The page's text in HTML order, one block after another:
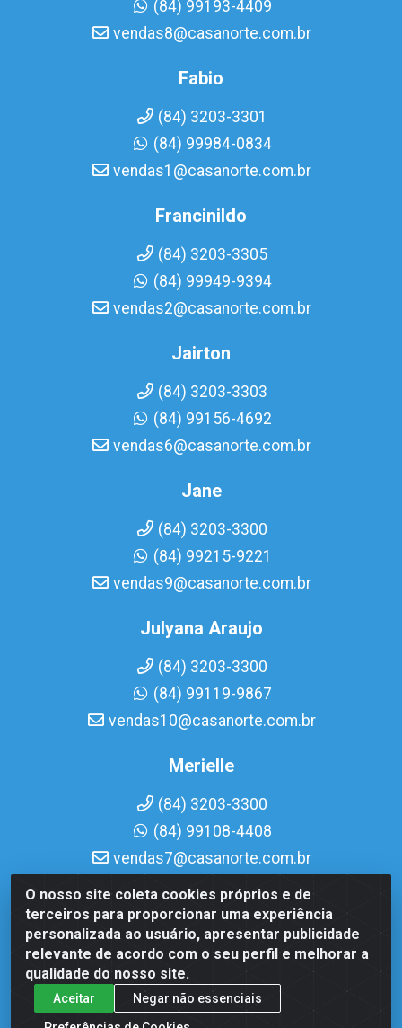
O nosso site coleta cookies próprios e de
terceiros para proporcionar uma experiência
personalizada ao usuário, apresentar publicidade
relevante de acordo com o seu perfil e melhorar a
qualidade do nosso site.
Aceitar
Negar não essenciais
(84) 99193-4409
vendas8@casanorte.com.br
Fabio
(84) 3203-3301
(84) 99984-0834
vendas1@casanorte.com.br
Francinildo
(84) 3203-3305
(84) 99949-9394
vendas2@casanorte.com.br
Jairton
(84) 3203-3303
(84) 99156-4692
vendas6@casanorte.com.br
Jane
(84) 3203-3300
(84) 99215-9221
vendas9@casanorte.com.br
Julyana Araujo
(84) 3203-3300
(84) 99119-9867
vendas10@casanorte.com.br
Merielle
(84) 3203-3300
(84) 99108-4408
vendas7@casanorte.com.br
Casa Norte LTDA - Av. Interventor Mário Câmara, 1815 -
Dix-Sept Rosado, Natal/RN - CEP 59054-600 - CNPJ
08.713.513/0001-51